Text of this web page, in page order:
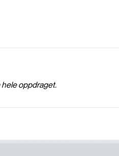
hele oppdraget.